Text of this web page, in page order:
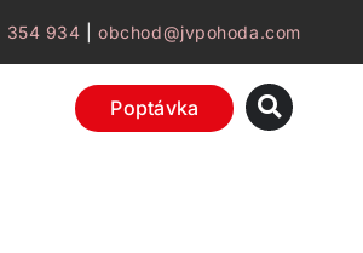
354 934 |obchod@jvpohoda.com
Poptávka